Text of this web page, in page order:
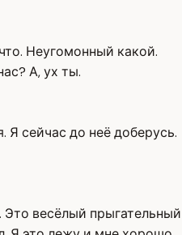
Неугомонный какой.
А, ух ты.
Я сейчас до неё доберусь.
Это весёлый прыгательный